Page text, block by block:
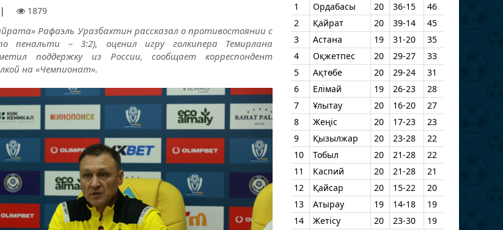
| 1879
Рафаэль Уразбахтин рассказал о противостоянии с
пенальти – 3:2), оценил игру голкипера Темирлана
поддержку из России, сообщает корреспондент
на «Чемпионат».
1
Ордабасы 20 36-15
46
2
Қайрат 20 39-14
45
3
Астана 19 31-20
35
4
Оқжетпес 20 29-27
33
5
Ақтөбе 20 29-24
31
6
Елімай 19 26-23
28
7
Ұлытау 20 16-20
27
8
Жеңіс 20 17-23
23
9
Қызылжар 20 23-28
22
10
Тобыл 20 21-28
22
11
Каспий 20 21-28
21
12
Қайсар 20 15-22
20
13
Атырау 19 14-18
19
14
Жетісу 20 23-30
19